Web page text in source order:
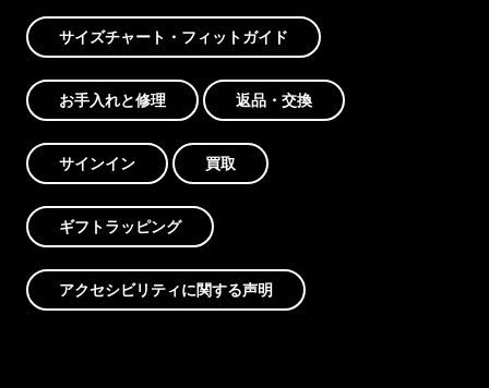
サイズチャート・フィットガイド
お手入れと修理 返品・交換
サインイン 買取
ギフトラッピング
アクセシビリティに関する声明